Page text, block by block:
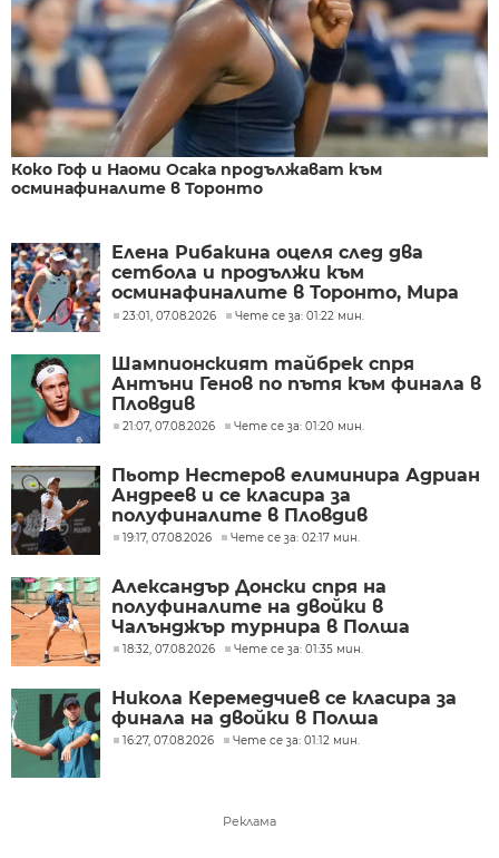
Коко Гоф и Наоми Осака продължават към
осминафиналите в Торонто
Елена Рибакина оцеля след два
сетбола и продължи към
осминафиналите в Торонто, Мира
Андреева отпадна
23:01, 07.08.2026 Чете се за: 01:22 мин.
Шампионският тайбрек спря
Антъни Генов по пътя към финала в
Пловдив
21:07, 07.08.2026 Чете се за: 01:20 мин.
Пьотр Нестеров елиминира Адриан
Андреев и се класира за
полуфиналите в Пловдив
19:17, 07.08.2026 Чете се за: 02:17 мин.
Александър Донски спря на
полуфиналите на двойки в
Чалънджър турнира в Полша
18:32, 07.08.2026 Чете се за: 01:35 мин.
Никола Керемедчиев се класира за
финала на двойки в Полша
16:27, 07.08.2026 Чете се за: 01:12 мин.
Реклама